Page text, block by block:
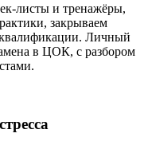
листы и тренажёры,
закрываем
Личный
в ЦОК, с разбором